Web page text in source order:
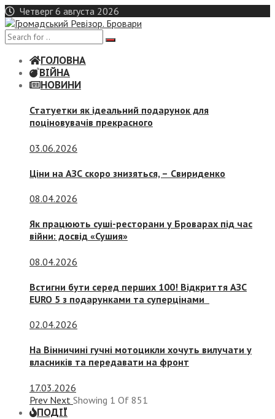
Skip
to
content
Четверг 6 августа 2026
ГОЛОВНА
ВІЙНА
НОВИНИ
Статуетки як ідеальний подарунок для
поціновувачів прекрасного
03.06.2026
Ціни на АЗС скоро знизяться, – Свириденко
08.04.2026
Як працюють суші-ресторани у Броварах під час
війни: досвід «Сушия»
08.04.2026
Встигни бути серед перших 100! Відкриття АЗС
EURO 5 з подарунками та суперцінами
02.04.2026
На Вінничині гучні мотоцикли хочуть вилучати у
власників та передавати на фронт
17.03.2026
Prev Next Showing 1 Of 851
ПОДІЇ